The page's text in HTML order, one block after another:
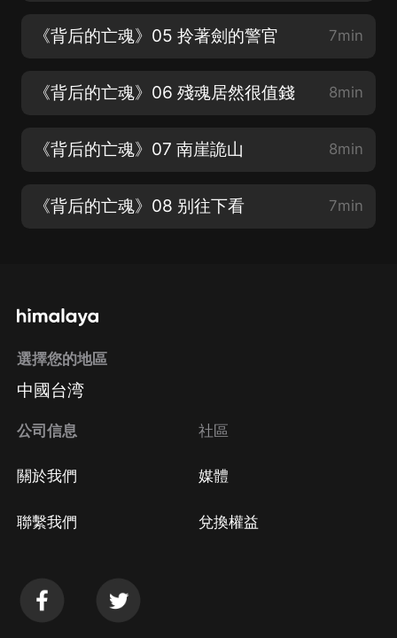
《背后的亡魂》05 拎著劍的警官 7min
《背后的亡魂》06 殘魂居然很值錢 8min
《背后的亡魂》07 南崖詭山 8min
《背后的亡魂》08 别往下看 7min
選擇您的地區
中國台湾
公司信息
關於我們
聯繫我們
社區
媒體
兌換權益